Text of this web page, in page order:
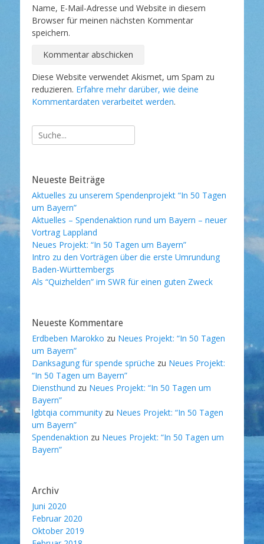
Name, E-Mail-Adresse und Website in diesem
Browser für meinen nächsten Kommentar
speichern.
Diese Website verwendet Akismet, um Spam zu
reduzieren. Erfahre mehr darüber, wie deine
Kommentardaten verarbeitet werden.
Suche
nach:
Neueste Beiträge
Aktuelles zu unserem Spendenprojekt “In 50 Tagen
um Bayern”
Aktuelles – Spendenaktion rund um Bayern – neuer
Vortrag Lappland
Neues Projekt: “In 50 Tagen um Bayern”
Intro zu den Vorträgen über die erste Umrundung
Baden-Württembergs
Als “Quizhelden” im SWR für einen guten Zweck
Neueste Kommentare
Erdbeben Marokko zu Neues Projekt: “In 50 Tagen
um Bayern”
Danksagung für spende sprüche zu Neues Projekt:
“In 50 Tagen um Bayern”
Diensthund zu Neues Projekt: “In 50 Tagen um
Bayern”
lgbtqia community zu Neues Projekt: “In 50 Tagen
um Bayern”
Spendenaktion zu Neues Projekt: “In 50 Tagen um
Bayern”
Archiv
Juni 2020
Februar 2020
Oktober 2019